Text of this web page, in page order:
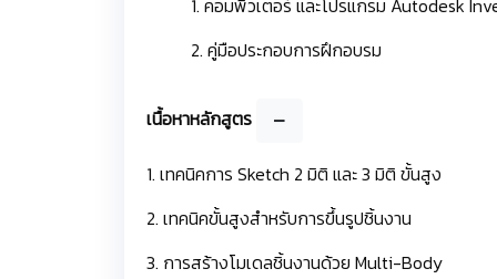
1. คอมพิวเตอร์ และโปรแกรม Autodesk
2. คู่มือประกอบการฝึกอบรม
เนื้อหาหลักสูตร
1. เทคนิคการ Sketch 2 มิติ และ 3 มิติ ขั้นสูง
2. เทคนิคขั้นสูงสำหรับการขึ้นรูปชิ้นงาน
3. การสร้างโมเดลชิ้นงานด้วย Multi-Body